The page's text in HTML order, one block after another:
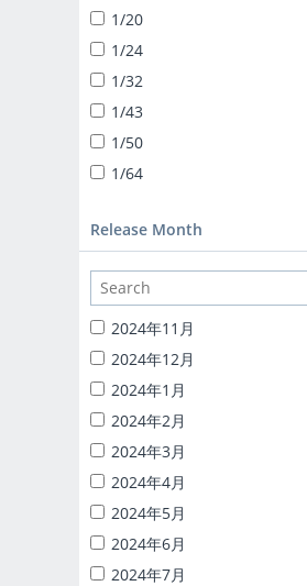
1/24 LIBERTY WALK
TUNED PARTS
BIKE
1/12 DIECAST MOTORCYCLE
1/32 TRUCK-YAROU
1/32 VALUE DEKOTORA
DEKOTORA PARTS
1/64 MINIDEKO NEXT
1/24 CATERING MACHINES
1/32 RC TRUCK-YAROU
1/24 INITIAL-D
BACK TO THE FUTURE
KNIGHT RIDER
1/24 DETAIL UP PARTS
BLIND BOX TOY
Capsule toy
MINICAR 1/18
MINICAR 1/43
1/20
1/24
1/32
1/43
1/50
1/64
Release Month
2024年11月
2024年12月
2024年1月
2024年2月
2024年3月
2024年4月
2024年5月
2024年6月
2024年7月